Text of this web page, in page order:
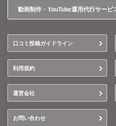
動画制作・YouTube運用代行サービ
口コミ投稿ガイドライン
利用規約
運営会社
お問い合わせ